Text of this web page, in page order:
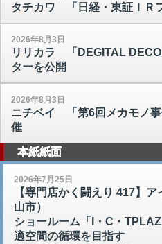
タチカワ 「日経・東証ＩＲ
2026年8月3日
リリカラ 「DEGITAL
ターを公開
2026年8月3日
ニチベイ 「第6回メカモノ
催
本紙紙面
2026年7月25日
【専門店かく闘えり 417】ア
山市）
ショールーム「I・C・
適空間の循環を目指す